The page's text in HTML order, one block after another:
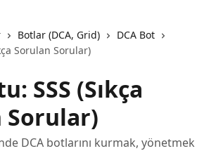
Botlar (DCA, Grid)
DCA Bot
Sorulan Sorular)
SSS (Sıkça
Sorular)
DCA botlarını kurmak, yönetmek